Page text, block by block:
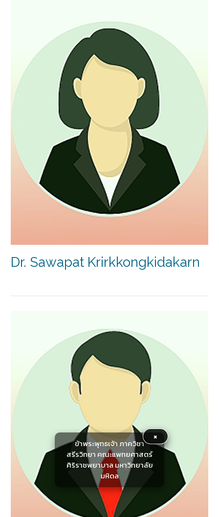
×
ข้าพระพุทธเจ้า ภาควิชา
สรีรวิทยา คณะแพทยศาสตร์
ศิริราชพยาบาล มหาวิทยาลัย
มหิดล
Dr. Sawapat Krirkkongkidakarn